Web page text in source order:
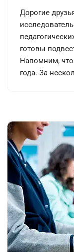
Дорогие
готовы
Напомним, что
года. За